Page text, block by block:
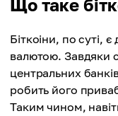
Що таке
Біткоіни, по суті,
валютою. Завдяки
центральних
робить його
Таким чином,